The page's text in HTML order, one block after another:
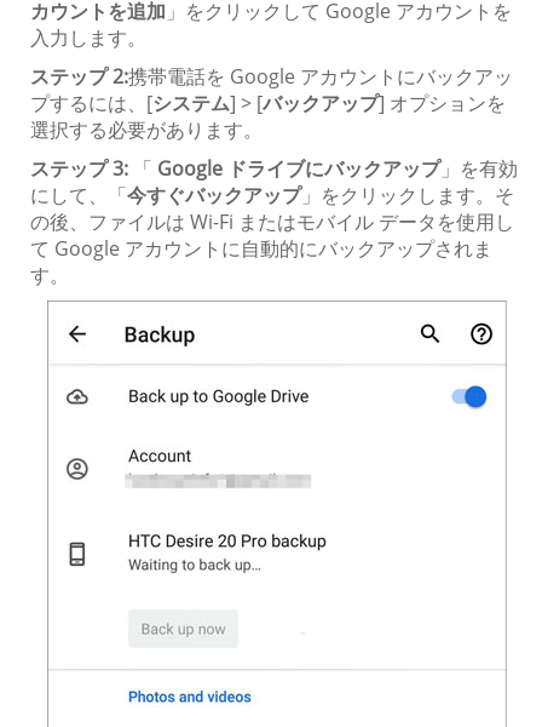
カウントを追加 」をクリックして Google アカウントを
入力します。
ステップ 2:携帯電話を Google アカウントにバックアッ
プするには、[システム] > [バックアップ] オプションを
選択する必要があります。
ステップ 3: 「 Google ドライブにバックアップ」を有効
にして、「今すぐバックアップ」をクリックします。そ
の後、ファイルは Wi-Fi またはモバイル データを使用し
て Google アカウントに自動的にバックアップされま
す。